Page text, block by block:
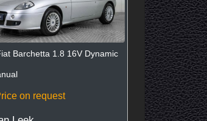
Barchetta 1.8 16V Dynamic
on request